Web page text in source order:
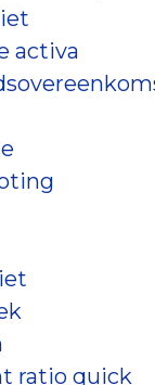
activa
ratio quick